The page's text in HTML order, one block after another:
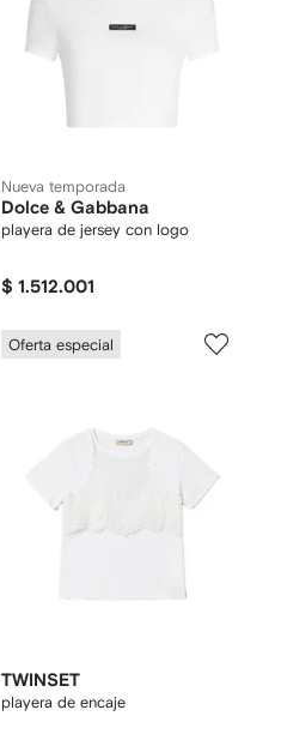
Nueva temporada
Dolce & Gabbana
playera de jersey con logo
$ 1.512.001
Oferta especial
TWINSET
playera de encaje